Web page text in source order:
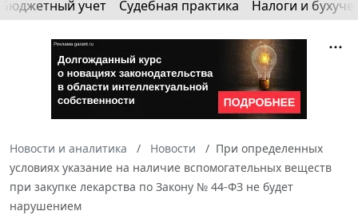
Бюджетный учет Судебная практика Налоги и
Новости и аналитика Новости
При определенных
условиях указание на наличие вспомогательных веществ
при закупке лекарства по Закону № 44-ФЗ не будет
нарушением